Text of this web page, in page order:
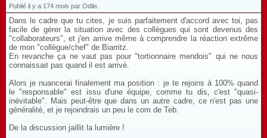
Publié il y a 174 mois par Odile.
Dans le cadre que tu cites, je suis parfaitement d'accord avec toi, pas
facile de gérer la situation avec des collègues qui sont devenus des
"collaborateurs", et j'en arrive même à comprendre la réaction extrême
de mon "collègue/chef" de Biarritz.
En revanche ça ne vaut pas pour "tortionnaire mendois" qui ne nous
connaissait pas quand il est arrivé.
Alors je nuancerai finalement ma position : je te rejoins à 100% quand
le "responsable" est issu d'une équipe, comme tu dis, c'est "quasi-
inévitable". Mais peut-être que dans un autre cadre, ce n'est pas une
généralité, et je rejoindrais un peu le com de Teb.
De la discussion jaillit la lumière !